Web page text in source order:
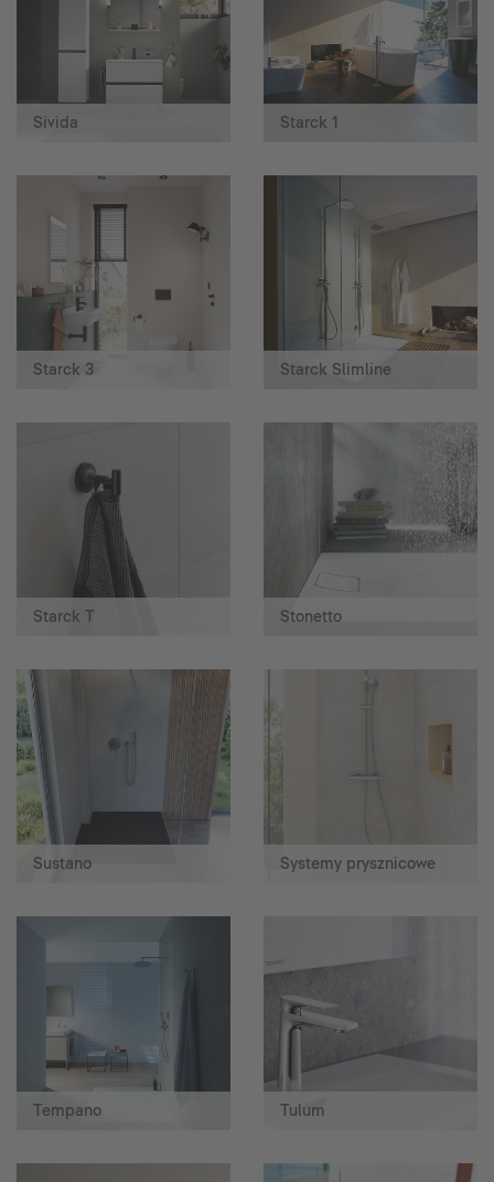
Sivida Starck 1
Starck 3 Starck Slimline
Starck T Stonetto
Sustano Systemy prysznicowe
Tempano Tulum